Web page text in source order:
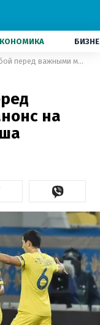
Контрольный бой перед важными матчами: анонс на игру Украина – Польша
на